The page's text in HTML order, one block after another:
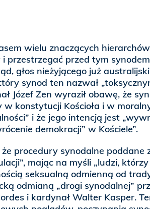
wielu znaczących
przestrzegać przed tym
głos nieżyjącego już
synod ten nazwał
Józef Zen wyraził obawę, że
w konstytucji Kościoła i w
i że jego intencją jest
demokracji” w Kościele”.
że procedury synodalne poddane
mając na myśli „ludzi,
seksualną odmienną od
odmianą „drogi synodalnej”
i kardynał Walter Kasper.